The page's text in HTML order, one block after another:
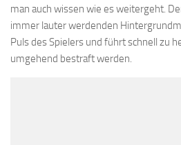
man auch wissen wie es weitergeht.
immer lauter werdenden
Puls des Spielers und führt schnell zu
umgehend bestraft werden.